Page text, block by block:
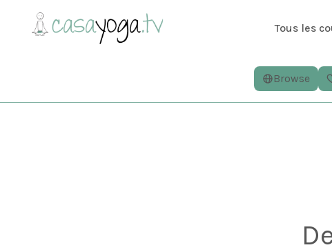
Tous les
Browse